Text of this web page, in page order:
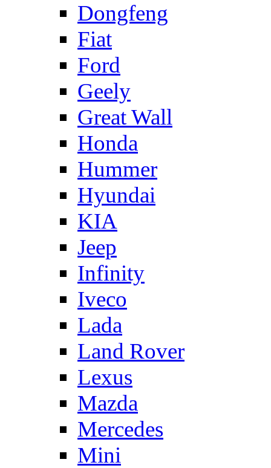
Dongfeng
Fiat
Ford
Geely
Great Wall
Honda
Hummer
Hyundai
KIA
Jeep
Infinity
Iveco
Lada
Land Rover
Lexus
Mazda
Mercedes
Mini